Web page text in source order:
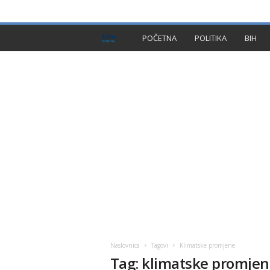
POČETNA POLITIKA BIH
Naslovnica Tagovi Klimatske promjene
Tag: klimatske